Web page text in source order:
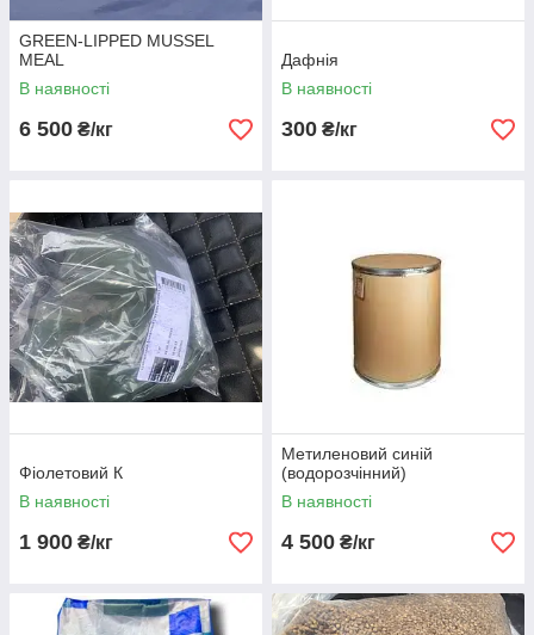
GREEN-LIPPED MUSSEL
MEAL
В наявності
6 500 ₴/кг
Дафнія
В наявності
300 ₴/кг
Фіолетовий К
В наявності
1 900 ₴/кг
Метиленовий синій
(водорозчінний)
В наявності
4 500 ₴/кг